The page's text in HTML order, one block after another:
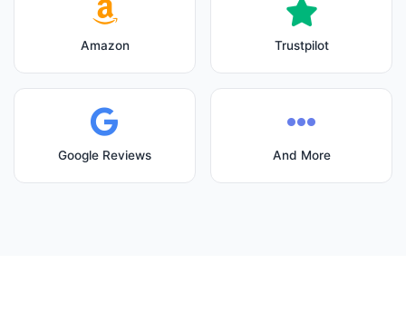
Amazon Trustpilot
Google Reviews And More